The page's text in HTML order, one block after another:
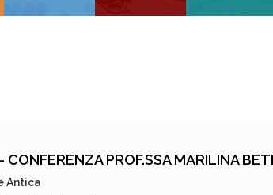
PROF.SSA MARILINA
Antica